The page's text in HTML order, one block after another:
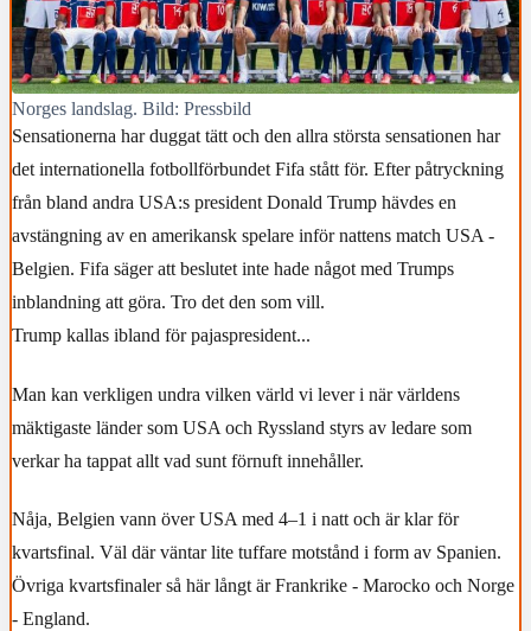
Norges landslag. Bild: Pressbild
Sensationerna har duggat tätt och den allra största sensationen har
det internationella fotbollförbundet Fifa stått för. Efter påtryckning
från bland andra USA:s president Donald Trump hävdes en
avstängning av en amerikansk spelare inför nattens match USA -
Belgien. Fifa säger att beslutet inte hade något med Trumps
inblandning att göra. Tro det den som vill.
Trump kallas ibland för pajaspresident...
Man kan verkligen undra vilken värld vi lever i när världens
mäktigaste länder som USA och Ryssland styrs av ledare som
verkar ha tappat allt vad sunt förnuft innehåller.
Nåja, Belgien vann över USA med 4–1 i natt och är klar för
kvartsfinal. Väl där väntar lite tuffare motstånd i form av Spanien.
Övriga kvartsfinaler så här långt är Frankrike - Marocko och Norge
- England.